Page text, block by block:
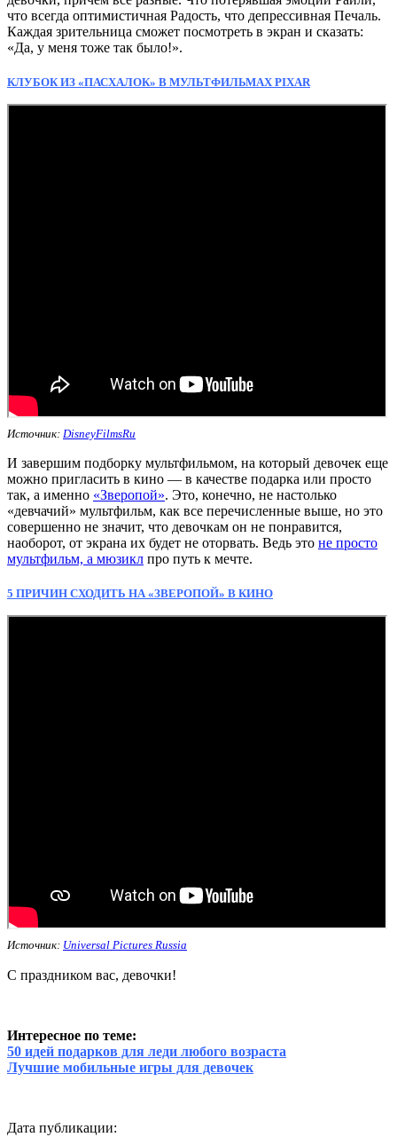
что всегда оптимистичная Радость, что депрессивная Печаль.
Каждая зрительница сможет посмотреть в экран и сказать:
«Да, у меня тоже так было!».
КЛУБОК ИЗ «ПАСХАЛОК» В МУЛЬТФИЛЬМАХ PIXAR
Источник: DisneyFilmsRu
И завершим подборку мультфильмом, на который девочек еще
можно пригласить в кино — в качестве подарка или просто
так, а именно «Зверопой». Это, конечно, не настолько
«девчачий» мультфильм, как все перечисленные выше, но это
совершенно не значит, что девочкам он не понравится,
наоборот, от экрана их будет не оторвать. Ведь это не просто
мультфильм, а мюзикл про путь к мечте.
5 ПРИЧИН СХОДИТЬ НА «ЗВЕРОПОЙ» В КИНО
Источник: Universal Pictures Russia
С праздником вас, девочки!
Интересное по теме:
50 идей подарков для леди любого возраста
Лучшие мобильные игры для девочек
Дата публикации: